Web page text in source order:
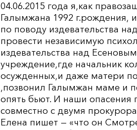
04.06.2015 года я,как
Галымжана 1992 г.рождения,
по поводу издевательства
провести независимую
издевательства над
учреждение,где начальник
осужденных,и даже матери
,позвонил Галымжан маме и
опять бьют. И наши
совместно с двумя
Елена пишет — «что он